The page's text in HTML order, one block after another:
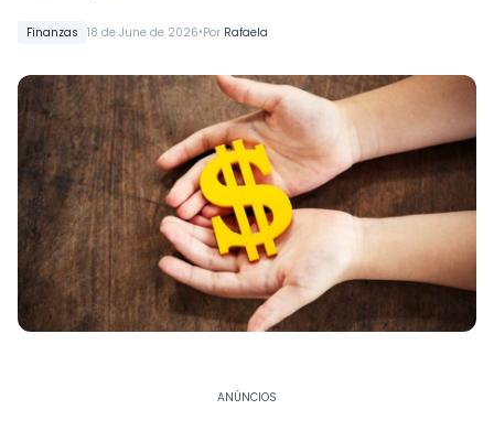
Finanzas 18 de June de 2026•Por Rafaela
ANÚNCIOS